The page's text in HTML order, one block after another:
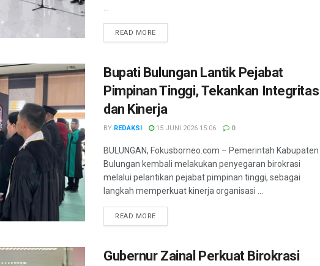
...
READ MOREDETAILS
Bupati Bulungan Lantik Pejabat
Pimpinan Tinggi, Tekankan Integritas
dan Kinerja
BY REDAKSI 15 JUNI 2026 15:06 0
BULUNGAN, Fokusborneo.com – Pemerintah Kabupaten
Bulungan kembali melakukan penyegaran birokrasi
melalui pelantikan pejabat pimpinan tinggi, sebagai
langkah memperkuat kinerja organisasi ...
READ MOREDETAILS
Gubernur Zainal Perkuat Birokrasi